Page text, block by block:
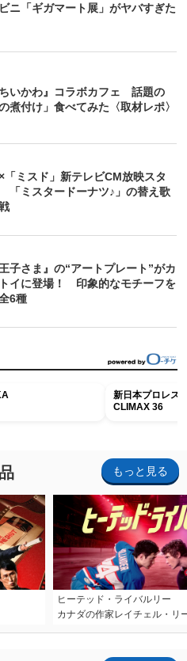
ニ「ギガマート展」がヤバすぎた
ちいかわ』コラボカフェ 話題の
の煮付け」食べてみた〈取材レポ〉
「ミスド」新テレビCM放映スタ
「ミスタードーナツ♪」の替え歌
王子さま』の“アートプレート”がカ
イに登場！ 印象的なモチーフを
6種
新日本プロレス
CLIMAX 36
もっと見る
ヒーテッド・ライバルリー
カナダの作家レイチェル・リ